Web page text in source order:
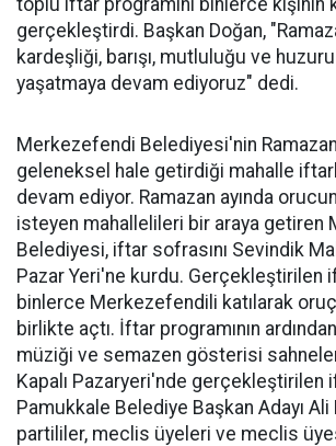
toplu iftar programını binlerce kişinin
gerçekleştirdi. Başkan Doğan,
kardeşliği, barışı, mutluluğu ve
yaşatmaya devam ediyoruz" dedi.
Merkezefendi Belediyesi'nin Ramazan
geleneksel hale getirdiği mahalle
devam ediyor. Ramazan ayında
isteyen mahallelileri bir araya getiren
Belediyesi, iftar sofrasını Sevindik
Pazar Yeri'ne kurdu. Gerçekleştirilen
binlerce Merkezefendili katılarak
birlikte açtı. İftar programının
müziği ve semazen gösterisi
Kapalı Pazaryeri'nde gerçekleştirilen
Pamukkale Belediye Başkan Adayı Ali
partililer, meclis üyeleri ve meclis